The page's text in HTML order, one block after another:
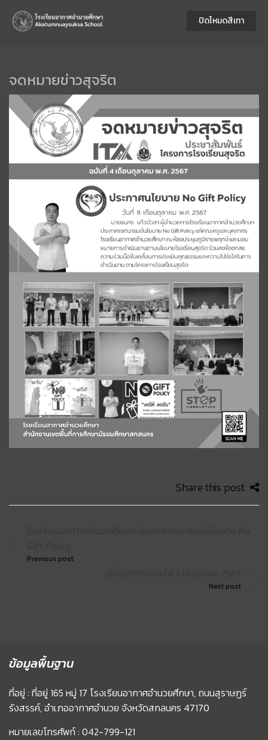
จดหมายข่าวสุจริต
Share this post
Previous post
Next post
ข้อมูลพื้นฐาน
ที่อยู่ : ที่อยู่ 165 หมู่ 17 โรงเรียนอากาศอำนวยศึกษา, ถนนสุราษฏร์
รังสรรค์, อำเภออากาศอำนวย จังหวัดสกลนคร 47170
หมายเลขโทรศัพท์ : 042-799-121
ปิดโหมดสีเทา